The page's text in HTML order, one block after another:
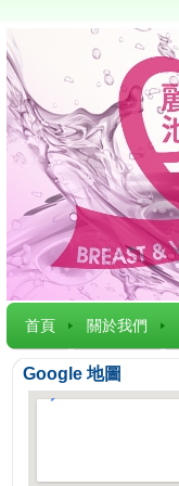
首頁 關於我們
Google 地圖